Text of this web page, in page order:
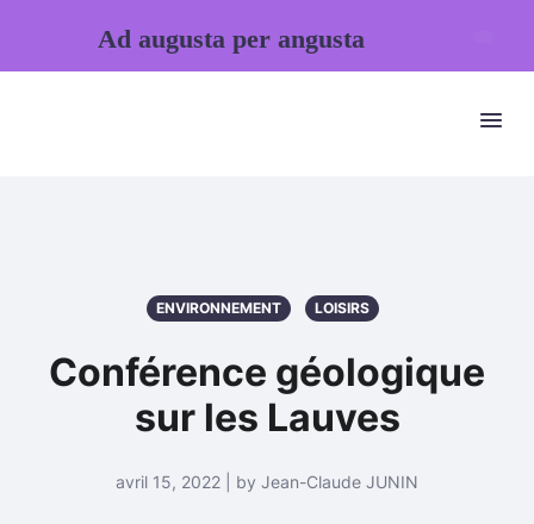
ENVIRONNEMENT LOISIRS
Conférence géologique
sur les Lauves
avril 15, 2022 | by Jean-Claude JUNIN
Ad augusta per angusta